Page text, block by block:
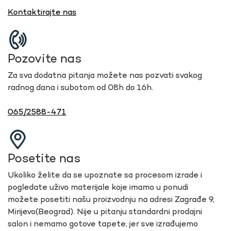
Kontaktirajte nas
Pozovite nas
Za sva dodatna pitanja možete nas pozvati svakog
radnog dana i subotom od 08h do 16h.
065/2588-471
Posetite nas
Ukoliko želite da se upoznate sa procesom izrade i
pogledate uživo materijale koje imamo u ponudi
možete posetiti našu proizvodnju na adresi Zagrađe 9,
Mirijevo(Beograd). Nije u pitanju standardni prodajni
salon i nemamo gotove tapete, jer sve izrađujemo